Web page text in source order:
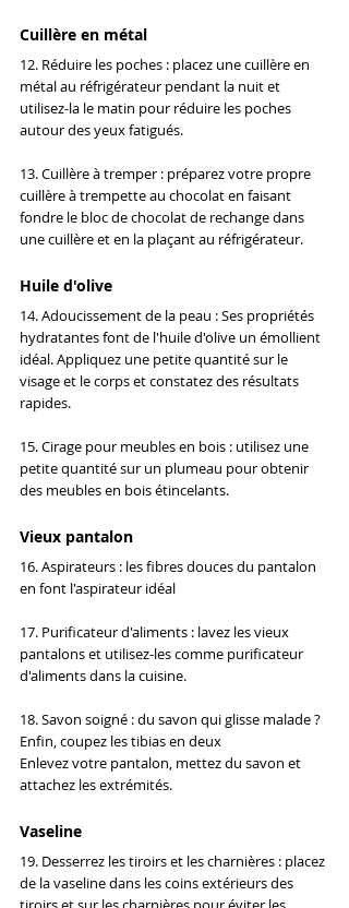
Cuillère en métal
12. Réduire les poches : placez une cuillère en
métal au réfrigérateur pendant la nuit et
utilisez-la le matin pour réduire les poches
autour des yeux fatigués.
13. Cuillère à tremper : préparez votre propre
cuillère à trempette au chocolat en faisant
fondre le bloc de chocolat de rechange dans
une cuillère et en la plaçant au réfrigérateur.
Huile d'olive
14. Adoucissement de la peau : Ses propriétés
hydratantes font de l'huile d'olive un émollient
idéal. Appliquez une petite quantité sur le
visage et le corps et constatez des résultats
rapides.
15. Cirage pour meubles en bois : utilisez une
petite quantité sur un plumeau pour obtenir
des meubles en bois étincelants.
Vieux pantalon
16. Aspirateurs : les fibres douces du pantalon
en font l'aspirateur idéal
17. Purificateur d'aliments : lavez les vieux
pantalons et utilisez-les comme purificateur
d'aliments dans la cuisine.
18. Savon soigné : du savon qui glisse malade ?
Enfin, coupez les tibias en deux
Enlevez votre pantalon, mettez du savon et
attachez les extrémités.
Vaseline
19. Desserrez les tiroirs et les charnières : placez
de la vaseline dans les coins extérieurs des